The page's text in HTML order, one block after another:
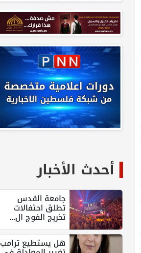
أحدث الأخبار
جامعة القدس
تطلق احتفالات
تخريج الفوج ال...
هل يستطيع ترامب